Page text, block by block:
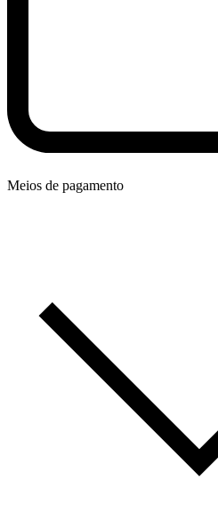
Meios de pagamento